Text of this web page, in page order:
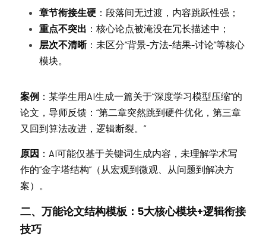
章节衔接生硬 ：段落间无过渡，内容跳跃性强；
重点不突出 ：核心论点被淹没在冗长描述中；
层次不清晰：未区分“背景-方法-结果-讨论”等核心
模块。
案例 ：某学生用AI生成一篇关于“深度学习模型压缩”的
论文，导师反馈：“第二章突然跳到硬件优化，第三章
又回到算法改进，逻辑断裂。”
原因 ：AI可能仅基于关键词生成内容，未理解学术写
作的“金字塔结构”（从宏观到微观、从问题到解决方
案）。
二、万能论文结构模板：5大核心模块+逻辑衔接
技巧